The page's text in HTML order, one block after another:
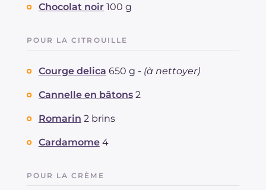
Chocolat noir 100 g
POUR LA CITROUILLE
Courge delica 650 g - (à nettoyer)
Cannelle en bâtons 2
Romarin 2 brins
Cardamome 4
POUR LA CRÈME